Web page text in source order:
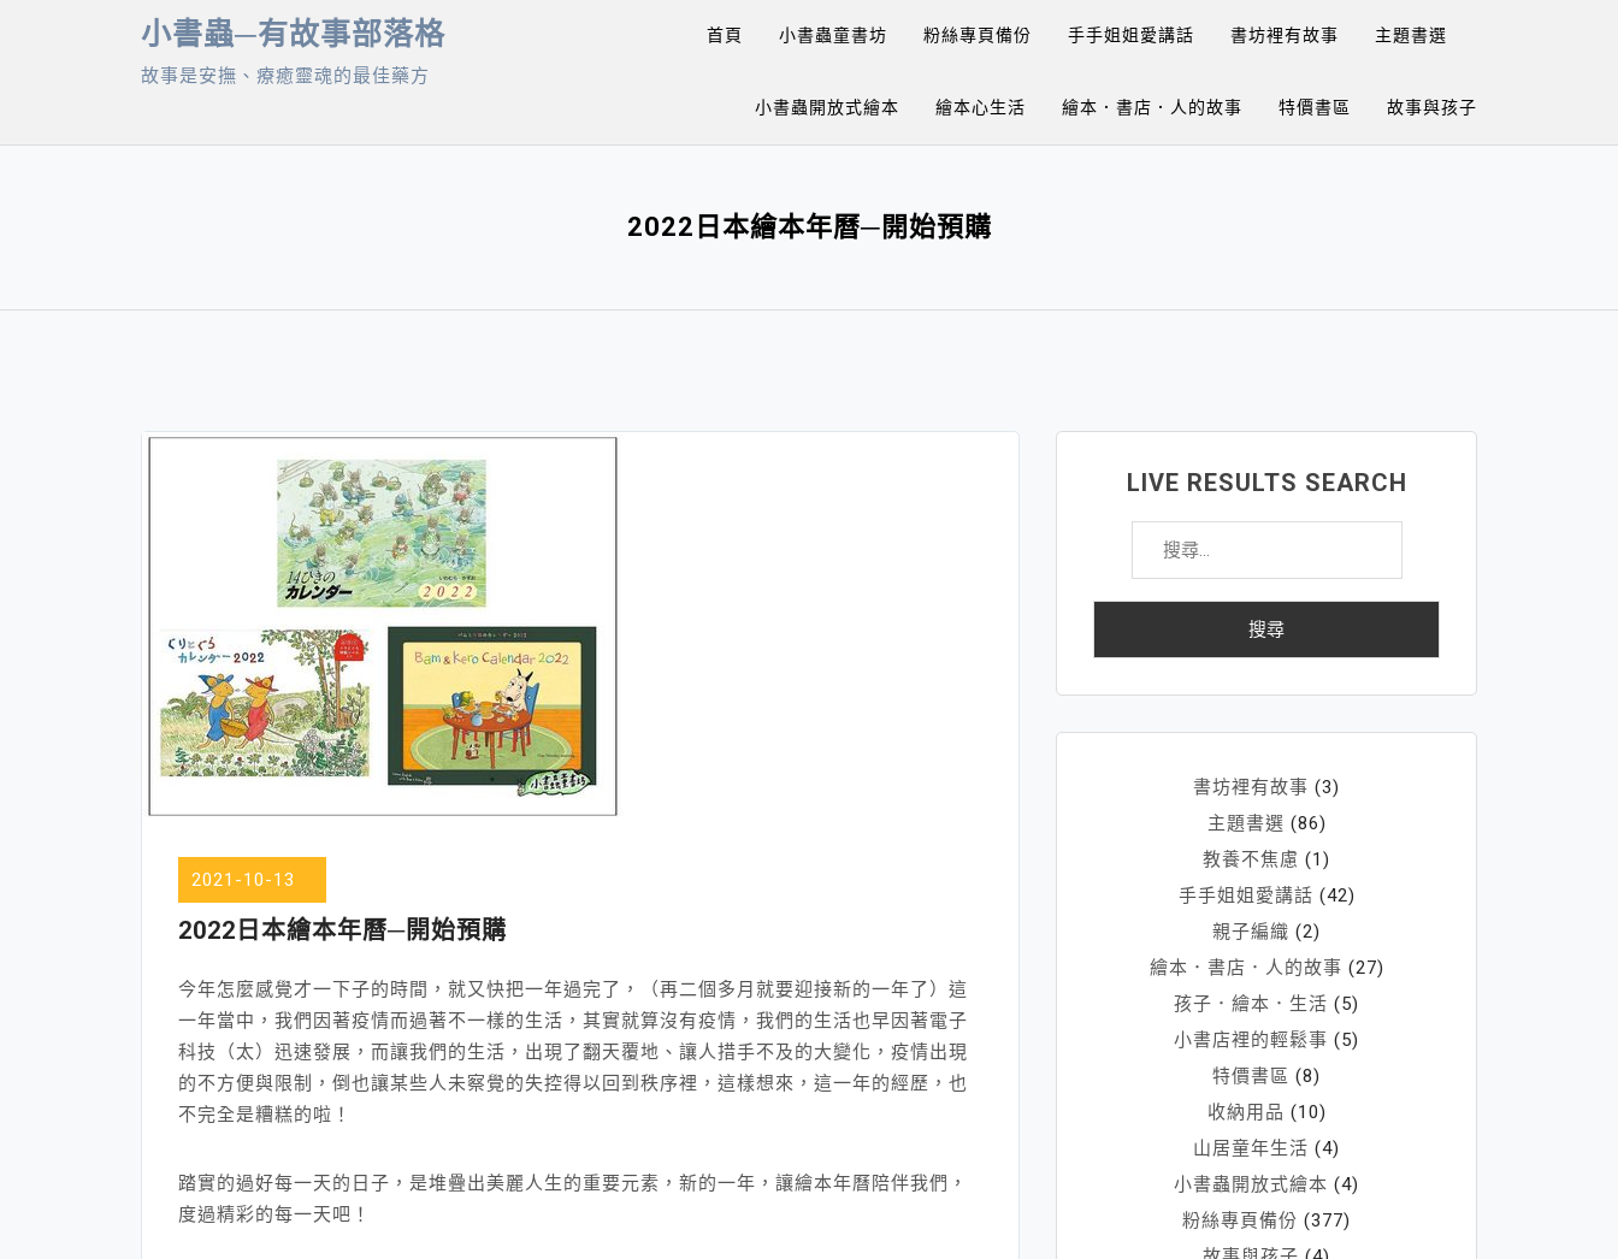
小書蟲─有故事部落格
故事是安撫、療癒靈魂的最佳藥方
首頁 小書蟲童書坊 粉絲專頁備份 手手姐姐愛講話 書坊裡有故事 主題書選
小書蟲開放式繪本 繪本心生活 繪本．書店．人的故事 特價書區 故事與孩子
2022日本繪本年曆─開始預購
2021-10-13
2022日本繪本年曆─開始預購
今年怎麼感覺才一下子的時間，就又快把一年過完了，（再二個多月就要迎接新的一年了）這
一年當中，我們因著疫情而過著不一樣的生活，其實就算沒有疫情，我們的生活也早因著電子
科技（太）迅速發展，而讓我們的生活，出現了翻天覆地、讓人措手不及的大變化，疫情出現
的不方便與限制，倒也讓某些人未察覺的失控得以回到秩序裡，這樣想來，這一年的經歷，也
不完全是糟糕的啦！
踏實的過好每一天的日子，是堆疊出美麗人生的重要元素，新的一年，讓繪本年曆陪伴我們，
度過精彩的每一天吧！
LIVE RESULTS SEARCH
搜
關
書坊裡有故事 (3)
主題書選 (86)
教養不焦慮 (1)
手手姐姐愛講話 (42)
親子編織 (2)
繪本．書店．人的故事 (27)
孩子．繪本．生活 (5)
小書店裡的輕鬆事 (5)
特價書區 (8)
收納用品 (10)
山居童年生活 (4)
小書蟲開放式繪本 (4)
粉絲專頁備份 (377)